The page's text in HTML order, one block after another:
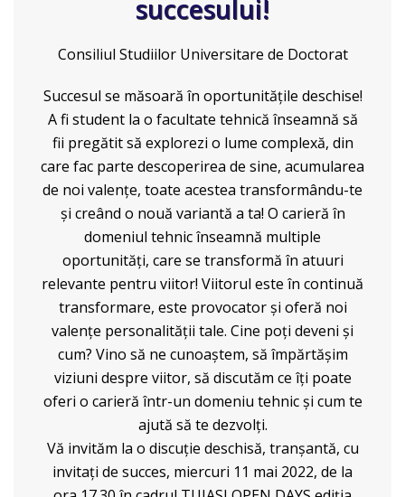
succesului!
Consiliul Studiilor Universitare de Doctorat
Succesul se măsoară în oportunităţile deschise!
A fi student la o facultate tehnică înseamnă să
fii pregătit să explorezi o lume complexă, din
care fac parte descoperirea de sine, acumularea
de noi valenţe, toate acestea transformându-te
şi creând o nouă variantă a ta! O carieră în
domeniul tehnic înseamnă multiple
oportunităţi, care se transformă în atuuri
relevante pentru viitor! Viitorul este în continuă
transformare, este provocator şi oferă noi
valenţe personalităţii tale. Cine poţi deveni şi
cum? Vino să ne cunoaștem, să împărtășim
viziuni despre viitor, să discutăm ce îţi poate
oferi o carieră într-un domeniu tehnic şi cum te
ajută să te dezvolţi.
Vă invităm la o discuție deschisă, tranşantă, cu
invitaţi de succes, miercuri 11 mai 2022, de la